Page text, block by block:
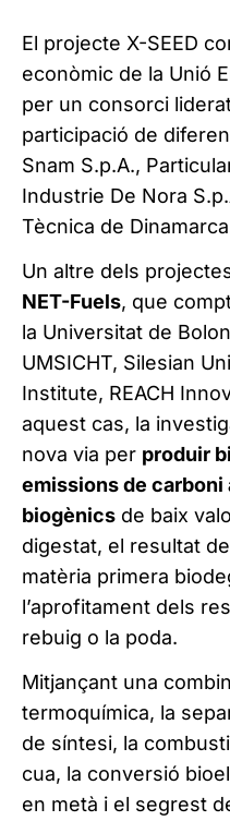
El projecte X-SEED
econòmic de la Unió
per un consorci
participació de
Snam S.p.A.,
Industrie De Nora
Tècnica de
Un altre dels
NET-Fuels, que
la Universitat de
UMSICHT, Silesian
Institute, REACH
aquest cas, la
nova via per produir
emissions de carboni
biogènics de baix
digestat, el resultat
matèria primera
l’aprofitament dels
rebuig o la poda.
Mitjançant una
termoquímica, la
de síntesi, la
cua, la conversió
en metà i el segrest